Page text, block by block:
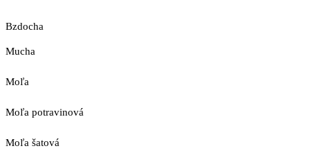
Bzdocha
Mucha
Moľa
Moľa potravinová
Moľa šatová